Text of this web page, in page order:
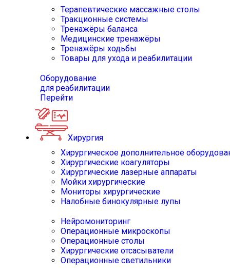
Терапевтические массажные столы
Тракционные системы
Тренажёры баланса
Медицинские тренажёры
Тренажёры ходьбы
Товары для ухода и реабилитации
Оборудование
для реабилитации
Перейти
Хирургия
Хирургическое дополнительное
Хирургические коагуляторы
Хирургические лазерные аппараты
Мойки хирургические
Мониторы хирургические
Налобные бинокулярные лупы
Нейромониторинг
Операционные микроскопы
Операционные столы
Хирургические отсасыватели
Операционные светильники